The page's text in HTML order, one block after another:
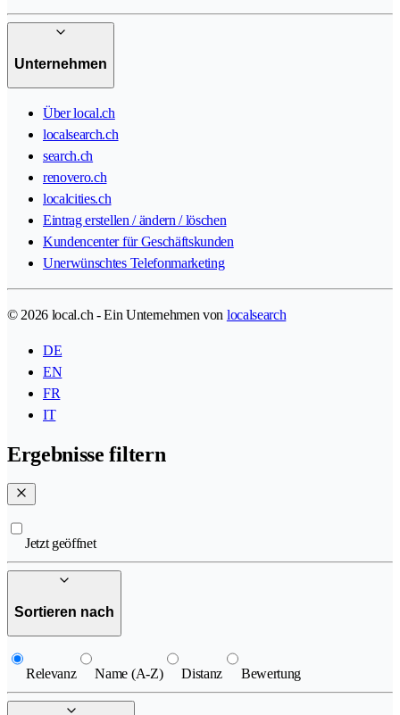
Unternehmen
Über local.ch
localsearch.ch
search.ch
renovero.ch
localcities.ch
Eintrag erstellen / ändern / löschen
Kundencenter für Geschäftskunden
Unerwünschtes Telefonmarketing
© 2026 local.ch - Ein Unternehmen von localsearch
DE
EN
FR
IT
Ergebnisse filtern
Jetzt geöffnet
Sortieren nach
Relevanz Name (A-Z) Distanz Bewertung